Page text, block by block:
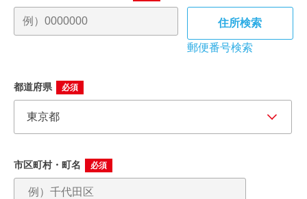
郵便番号検索
都道府県 必須
市区町村・町名 必須